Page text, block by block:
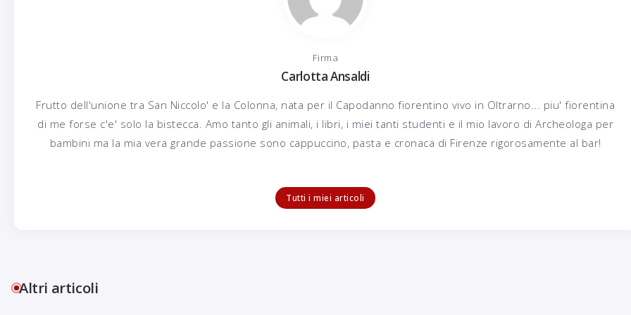
Firma
Carlotta Ansaldi
Frutto dell'unione tra San Niccolo' e la Colonna, nata per il Capodanno fiorentino vivo in Oltrarno... piu' fiorentina
di me forse c'e' solo la bistecca. Amo tanto gli animali, i libri, i miei tanti studenti e il mio lavoro di Archeologa per
bambini ma la mia vera grande passione sono cappuccino, pasta e cronaca di Firenze rigorosamente al bar!
Tutti i miei articoli
Altri articoli